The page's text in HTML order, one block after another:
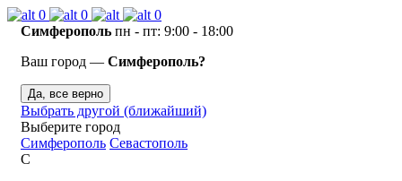
0 0
0
Симферополь пн - пт: 9:00 - 18:00
Ваш город — Симферополь?
Да, все верно
Выбрать другой (ближайший)
Выберите город
Симферополь Севастополь
С